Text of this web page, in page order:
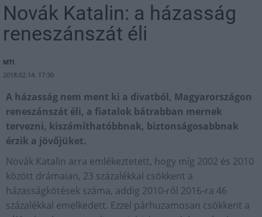
Novák Katalin: a házasság
reneszánszát éli
MTI
2018.02.14. 17:30
A házasság nem ment ki a divatból, Magyarországon
reneszánszát éli, a fiatalok bátrabban mernek
tervezni, kiszámíthatóbbnak, biztonságosabbnak
érzik a jövőjüket.
Novák Katalin arra emlékeztetett, hogy míg 2002 és 2010
között drámaian, 23 százalékkal csökkent a
házasságkötések száma, addig 2010-ről 2016-ra 46
százalékkal emelkedett. Ezzel párhuzamosan csökkent a